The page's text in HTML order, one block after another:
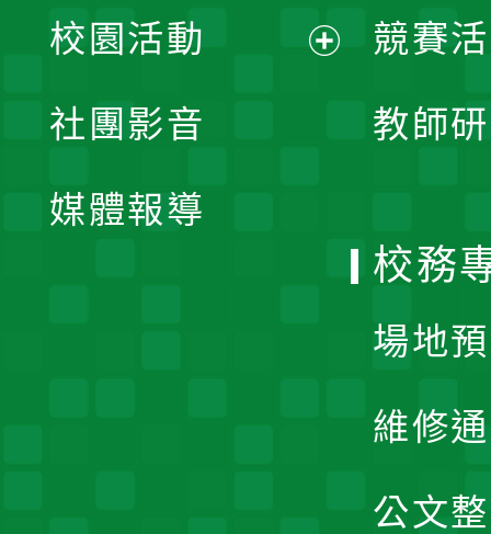
競賽
教師
開
校園活動
社團影音
媒體報導
校務
場地
維修
公文